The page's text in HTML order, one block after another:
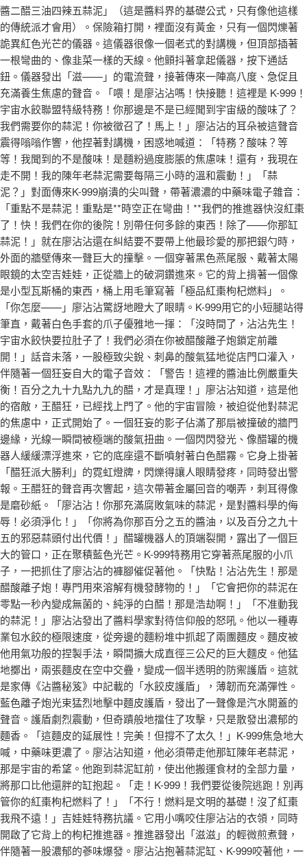
醬二醋三油四辣五蒜泥」（這是醬料界的基礎公式，只有像他這樣
的傳統派才會用）。保險箱打開，裡面沒有黃金，只有一個閃爍著
詭異紅色光芒的儀器。這儀器很像一個老式的對講機，但頂部插著
一根彎曲的、像韭菜一樣的天線。他顫抖著拿起儀器，按下通話
鈕。儀器發出「滋——」的電流聲，接著傳來一陣高八度、急促且
充滿養生焦慮的聲音。「喂！是廖沾沾嗎！快接聽！這裡是 K-999！
宇宙水餃聯盟特級特務！你那邊是不是已經聞到宇宙級的酸味了？
我們需要你的蒜泥！你被徵召了！馬上！」廖沾沾的耳朵被這聲音
震得嗡嗡作響，他捏著對講機，困惑地喊道：「特務？酸味？等
等！我聞到的不是酸味！是麵粉過度膨脹的焦慮味！還有，我現在
走不開！我的陳年老蒜泥需要每隔三小時的溫和震動！」「蒜
泥？」對面傳來K-999崩潰的尖叫聲，帶著濃濃的中藥味電子雜音：
「重點不是蒜泥！重點是**時空正在彎曲！**我們的推進器快沒紅棗
了！快！我們在你的後院！別帶任何多餘的東西！除了——你那缸
蒜泥！」就在廖沾沾還在糾結要不要帶上他最珍愛的那把銀勺時，
外面的牆壁傳來一聲巨大的撞擊。一個穿著黑色燕尾服、戴著太陽
眼鏡的太空吉娃娃，正從牆上的破洞鑽進來。它的背上揹著一個像
是小型瓦斯桶的東西，桶上用毛筆寫著「極品紅棗枸杞燃料」。
「你怎麼——」廖沾沾驚訝地瞪大了眼睛。K-999用它的小短腿站得
筆直，戴著白色手套的爪子優雅地一揮：「沒時間了，沾沾先生！
宇宙水餃快要拉肚子了！我們必須在你被醋酸離子炮鎖定前離
開！」話音未落，一股極致尖銳、刺鼻的酸氣猛地從店門口灌入，
伴隨著一個狂妄自大的電子音效：「警告！這裡的醬油比例嚴重失
衡！百分之九十九點九九的醋，才是真理！」廖沾沾知道，這是他
的宿敵，王醋狂，已經找上門了。他的宇宙冒險，被迫從他對蒜泥
的焦慮中，正式開始了。一個狂妄的影子佔滿了那扇被撞破的牆門
邊緣，光線一瞬間被極端的酸氣扭曲。一個閃閃發光、像醋罐的機
器人緩緩漂浮進來，它的底座還不斷噴射著白色醋霧。它身上掛著
「醋狂派大勝利」的霓虹燈牌，閃爍得讓人眼睛發疼，同時發出警
報。王醋狂的聲音再次響起，這次帶著金屬回音的嘲弄，刺耳得像
是磨砂紙。「廖沾沾！你那充滿腐敗氣味的蒜泥，是對醬料學的侮
辱！必須淨化！」「你將為你那百分之五的醬油，以及百分之九十
五的邪惡蒜頭付出代價！」醋罐機器人的頂端裂開，露出了一個巨
大的管口，正在聚積藍色光芒。K-999特務用它穿著燕尾服的小爪
子，一把抓住了廖沾沾的褲腳催促著他。「快點！沾沾先生！那是
醋酸離子炮！專門用來溶解有機發酵物的！」「它會把你的蒜泥在
零點一秒內變成無菌的、純淨的白醋！那是浩劫啊！」「不准動我
的蒜泥！」廖沾沾發出了醬料學家對待信仰般的怒吼。他以一種專
業包水餃的極限速度，從旁邊的麵粉堆中抓起了兩團麵皮。麵皮被
他用氣功般的捏製手法，瞬間擴大成直徑三公尺的巨大麵皮。他猛
地擲出，兩張麵皮在空中交疊，變成一個半透明的防禦護盾。這就
是家傳《沾醬秘笈》中記載的「水餃皮護盾」，薄韌而充滿彈性。
藍色離子炮光束猛烈地擊中麵皮護盾，發出了一聲像是汽水開蓋的
聲音。護盾劇烈震動，但奇蹟般地擋住了攻擊，只是散發出濃郁的
麵香。「這麵皮的延展性！完美！但撐不了太久！」K-999焦急地大
喊，中藥味更濃了。廖沾沾知道，他必須帶走他那缸陳年老蒜泥，
那是宇宙的希望。他跑到蒜泥缸前，使出他搬運食材的全部力量，
將那口比他還胖的缸抱起。「走！K-999！我們要從後院逃跑！別再
管你的紅棗枸杞燃料了！」「不行！燃料是文明的基礎！沒了紅棗
我飛不遠！」吉娃娃特務抗議。它用小嘴咬住廖沾沾的衣領，同時
開啟了它背上的枸杞推進器。推進器發出「滋滋」的輕微煎煮聲，
伴隨著一股濃郁的蔘味爆發。廖沾沾抱著蒜泥缸、K-999咬著他，一